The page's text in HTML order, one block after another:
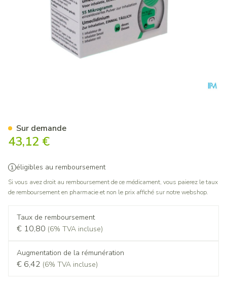
43,12 €
éligibles au remboursement
Si vous avez droit au remboursement de ce médicament, vous paierez le taux
de remboursement en pharmacie et non le prix affiché sur notre webshop.
Taux de remboursement
€ 10,80 (6% TVA incluse)
Augmentation de la rémunération
€ 6,42 (6% TVA incluse)
Sur demande